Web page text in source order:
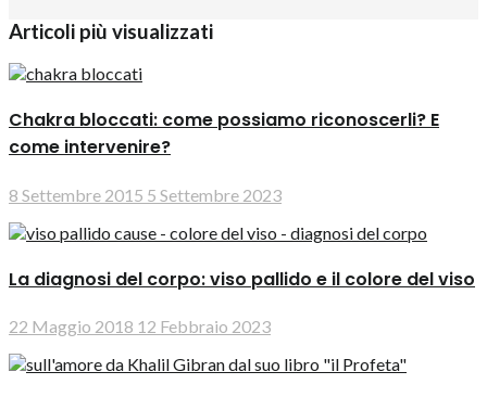
Articoli più visualizzati
Chakra bloccati: come possiamo riconoscerli? E
come intervenire?
8 Settembre 2015 5 Settembre 2023
La diagnosi del corpo: viso pallido e il colore del viso
22 Maggio 2018 12 Febbraio 2023